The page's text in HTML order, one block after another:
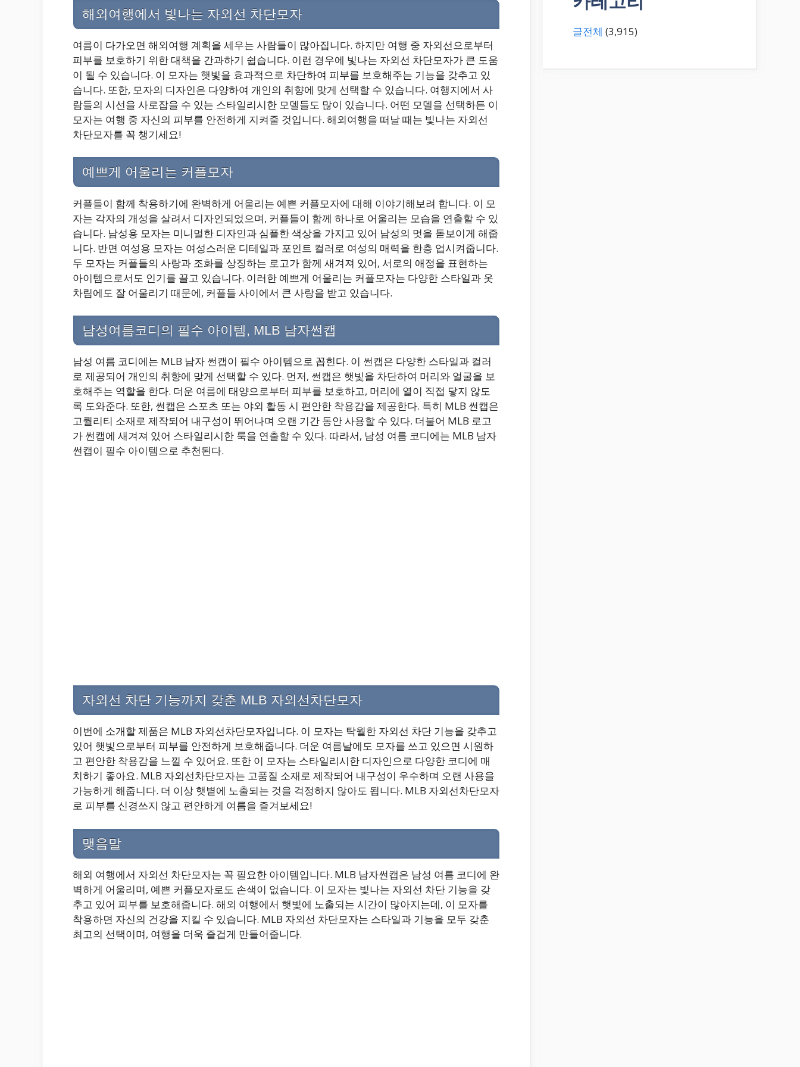
해외여행에서 빛나는 자외선 차단모자
여름이 다가오면 해외여행 계획을 세우는 사람들이 많아집니다. 하지만 여행 중 자외선으로부터
피부를 보호하기 위한 대책을 간과하기 쉽습니다. 이런 경우에 빛나는 자외선 차단모자가 큰 도움
이 될 수 있습니다. 이 모자는 햇빛을 효과적으로 차단하여 피부를 보호해주는 기능을 갖추고 있
습니다. 또한, 모자의 디자인은 다양하여 개인의 취향에 맞게 선택할 수 있습니다. 여행지에서 사
람들의 시선을 사로잡을 수 있는 스타일리시한 모델들도 많이 있습니다. 어떤 모델을 선택하든 이
모자는 여행 중 자신의 피부를 안전하게 지켜줄 것입니다. 해외여행을 떠날 때는 빛나는 자외선
차단모자를 꼭 챙기세요!
예쁘게 어울리는 커플모자
커플들이 함께 착용하기에 완벽하게 어울리는 예쁜 커플모자에 대해 이야기해보려 합니다. 이 모
자는 각자의 개성을 살려서 디자인되었으며, 커플들이 함께 하나로 어울리는 모습을 연출할 수 있
습니다. 남성용 모자는 미니멀한 디자인과 심플한 색상을 가지고 있어 남성의 멋을 돋보이게 해줍
니다. 반면 여성용 모자는 여성스러운 디테일과 포인트 컬러로 여성의 매력을 한층 업시켜줍니다.
두 모자는 커플들의 사랑과 조화를 상징하는 로고가 함께 새겨져 있어, 서로의 애정을 표현하는
아이템으로서도 인기를 끌고 있습니다. 이러한 예쁘게 어울리는 커플모자는 다양한 스타일과 옷
차림에도 잘 어울리기 때문에, 커플들 사이에서 큰 사랑을 받고 있습니다.
남성여름코디의 필수 아이템, MLB 남자썬캡
남성 여름 코디에는 MLB 남자 썬캡이 필수 아이템으로 꼽힌다. 이 썬캡은 다양한 스타일과 컬러
로 제공되어 개인의 취향에 맞게 선택할 수 있다. 먼저, 썬캡은 햇빛을 차단하여 머리와 얼굴을 보
호해주는 역할을 한다. 더운 여름에 태양으로부터 피부를 보호하고, 머리에 열이 직접 닿지 않도
록 도와준다. 또한, 썬캡은 스포츠 또는 야외 활동 시 편안한 착용감을 제공한다. 특히 MLB 썬캡은
고퀄리티 소재로 제작되어 내구성이 뛰어나며 오랜 기간 동안 사용할 수 있다. 더불어 MLB 로고
가 썬캡에 새겨져 있어 스타일리시한 룩을 연출할 수 있다. 따라서, 남성 여름 코디에는 MLB 남자
썬캡이 필수 아이템으로 추천된다.
자외선 차단 기능까지 갖춘 MLB 자외선차단모자
이번에 소개할 제품은 MLB 자외선차단모자입니다. 이 모자는 탁월한 자외선 차단 기능을 갖추고
있어 햇빛으로부터 피부를 안전하게 보호해줍니다. 더운 여름날에도 모자를 쓰고 있으면 시원하
고 편안한 착용감을 느낄 수 있어요. 또한 이 모자는 스타일리시한 디자인으로 다양한 코디에 매
치하기 좋아요. MLB 자외선차단모자는 고품질 소재로 제작되어 내구성이 우수하며 오랜 사용을
가능하게 해줍니다. 더 이상 햇볕에 노출되는 것을 걱정하지 않아도 됩니다. MLB 자외선차단모자
로 피부를 신경쓰지 않고 편안하게 여름을 즐겨보세요!
맺음말
해외 여행에서 자외선 차단모자는 꼭 필요한 아이템입니다. MLB 남자썬캡은 남성 여름 코디에 완
벽하게 어울리며, 예쁜 커플모자로도 손색이 없습니다. 이 모자는 빛나는 자외선 차단 기능을 갖
추고 있어 피부를 보호해줍니다. 해외 여행에서 햇빛에 노출되는 시간이 많아지는데, 이 모자를
착용하면 자신의 건강을 지킬 수 있습니다. MLB 자외선 차단모자는 스타일과 기능을 모두 갖춘
최고의 선택이며, 여행을 더욱 즐겁게 만들어줍니다.
글전체 (3,915)